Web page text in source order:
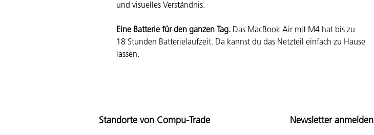
und visuelles Verständnis.
Eine Batterie für den ganzen Tag. Das MacBook Air mit M4 hat bis zu
18 Stunden Batterie­laufzeit. Da kannst du das Netzteil einfach zu Hause
lassen.
Standorte von Compu-Trade Newsletter anmelden